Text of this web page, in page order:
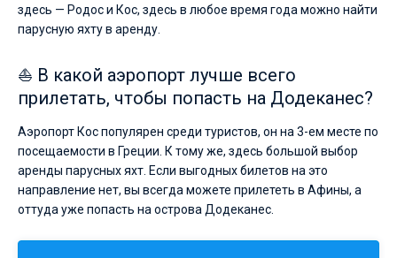
здесь — Родос и Кос, здесь в любое время года можно найти
парусную яхту в аренду.
⛵ В какой аэропорт лучше всего
прилетать, чтобы попасть на Додеканес?
Аэропорт Кос популярен среди туристов, он на 3-ем месте по
посещаемости в Греции. К тому же, здесь большой выбор
аренды парусных яхт. Если выгодных билетов на это
направление нет, вы всегда можете прилететь в Афины, а
оттуда уже попасть на острова Додеканес.